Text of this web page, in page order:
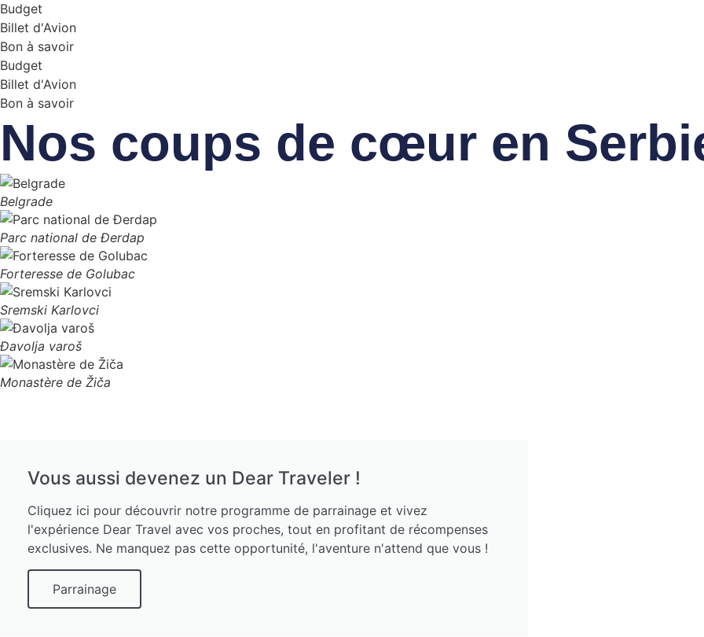
Budget
Billet d'Avion
Bon à savoir
Budget
Billet d'Avion
Bon à savoir
Nos coups de cœur en
Belgrade
Parc national de Đerdap
Forteresse de Golubac
Sremski Karlovci
Đavolja varoš
Monastère de Žiča
Vous aussi devenez un Dear Traveler !
Cliquez ici pour découvrir notre programme de parrainage et vivez
l'expérience Dear Travel avec vos proches, tout en profitant de récompenses
exclusives. Ne manquez pas cette opportunité, l'aventure n'attend que vous !
Parrainage